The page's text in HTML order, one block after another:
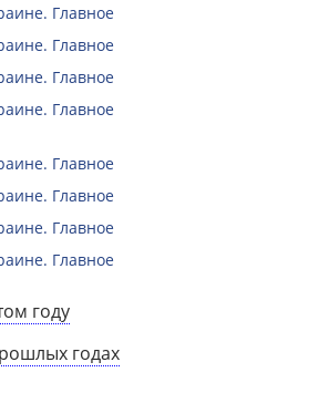
Главное
Главное
Главное
Главное
Главное
Главное
Главное
Главное
году
годах